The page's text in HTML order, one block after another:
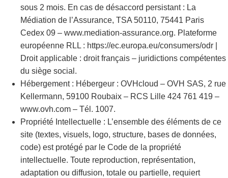
sous 2 mois. En cas de désaccord persistant : La
Médiation de l’Assurance, TSA 50110, 75441 Paris
Cedex 09 – www.mediation-assurance.org. Plateforme
européenne RLL : https://ec.europa.eu/consumers/odr |
Droit applicable : droit français – juridictions compétentes
du siège social.
Hébergement : Hébergeur : OVHcloud – OVH SAS, 2 rue
Kellermann, 59100 Roubaix – RCS Lille 424 761 419 –
www.ovh.com – Tél. 1007.
Propriété Intellectuelle : L’ensemble des éléments de ce
site (textes, visuels, logo, structure, bases de données,
code) est protégé par le Code de la propriété
intellectuelle. Toute reproduction, représentation,
adaptation ou diffusion, totale ou partielle, requiert